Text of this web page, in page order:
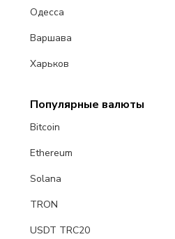
Одесса
Варшава
Харьков
Популярные валюты
Bitcoin
Ethereum
Solana
TRON
USDT TRC20